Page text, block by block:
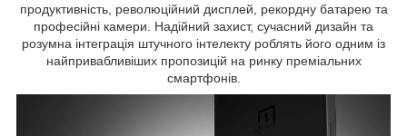
продуктивність, революційний дисплей, рекордну батарею та
професійні камери. Надійний захист, сучасний дизайн та
розумна інтеграція штучного інтелекту роблять його одним із
найпривабливіших пропозицій на ринку преміальних
смартфонів.